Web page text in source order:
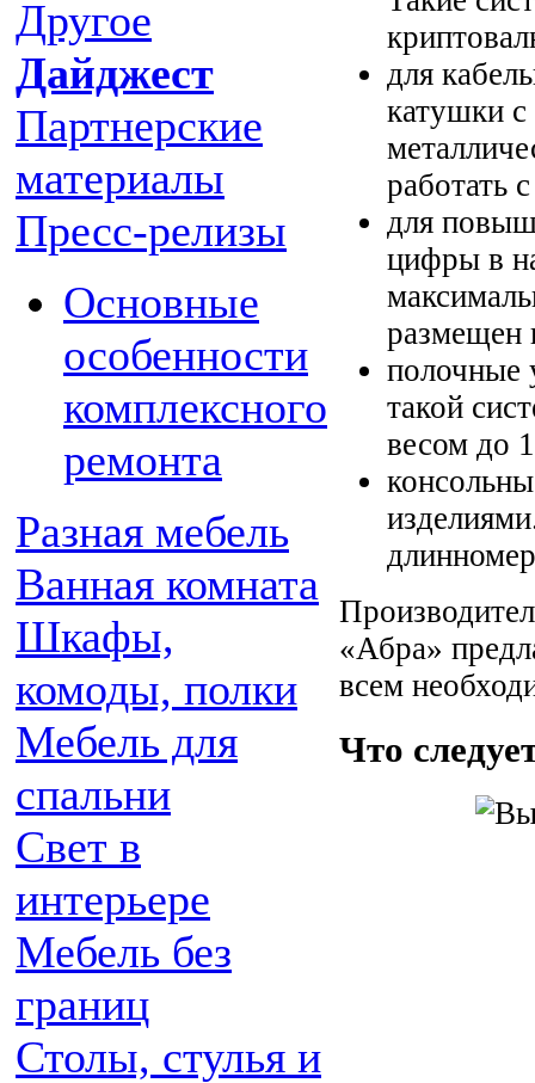
Другое
Дайджест
Партнерские
материалы
Пресс-релизы
Основные
особенности
комплексного
ремонта
Разная мебель
Ванная комната
Шкафы,
комоды, полки
Мебель для
спальни
Свет в
интерьере
Мебель без
границ
Столы, стулья и
для
катушки
работать
для
цифры в
размещен
полочные
такой
весом до
«Абра»
всем
Что